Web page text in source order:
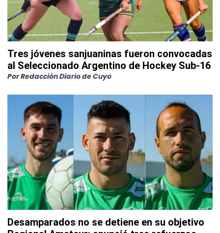
Tres jóvenes sanjuaninas fueron convocadas
al Seleccionado Argentino de Hockey Sub-16
PorRedacción Diario de Cuyo
Desamparados no se detiene en su objetivo